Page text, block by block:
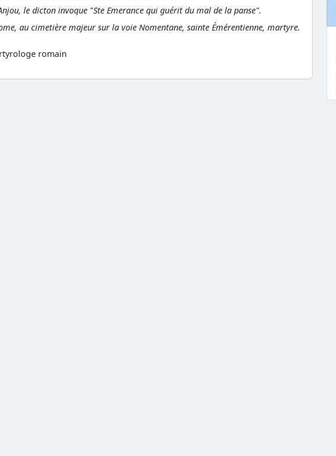
le dicton invoque "Ste Emerance qui guérit du mal de la panse".
au cimetière majeur sur la voie Nomentane, sainte Émérentienne, martyre.
romain